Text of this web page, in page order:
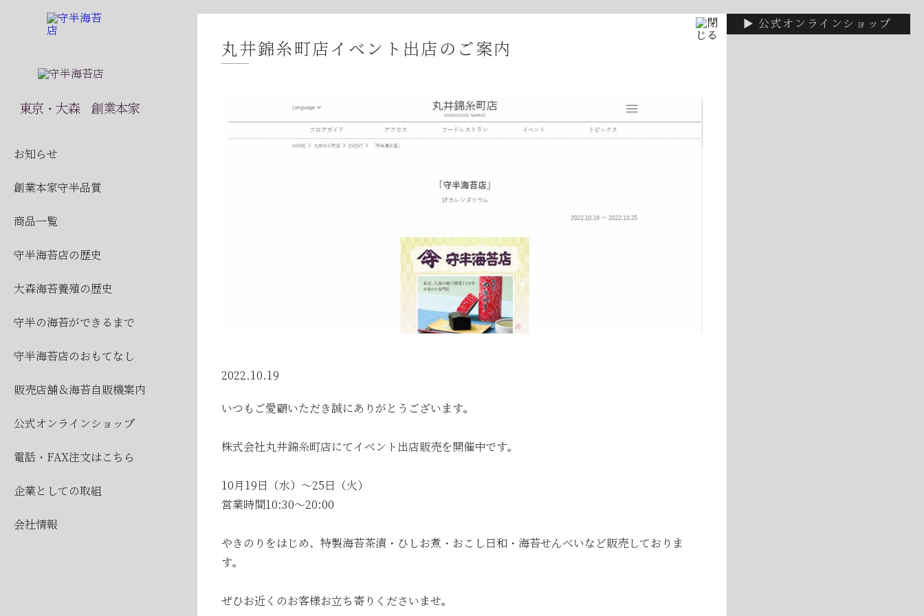
守半海苔店からのお知らせ
夏期休業期間中の休業に伴う発送とお問合せについて
2026年07月23日
【８月の夏季休業日とワゴンセールのお知らせ】
2026年7月・8月の『メトロde守半海苔店』はお休みです
【2026年7月ワゴンセール開催のお知らせ】
JR大森駅開業150年記念イベントのお知らせ
6月のメトロde守半海苔店は ”麻布十番” です！
6月のメトロde守半海苔店は ”麻布十番” です！
【2026年6月ワゴンセール開催のお知らせ】
公式オンラインショップからのお知らせ
2026年07月23日
夏期休業期間中の休業に伴う発送とお問合せについて
2026年07月08日
東京・大森 創業本家
お知らせ
創業本家守半品質
商品一覧
守半海苔店の歴史
大森海苔養殖の歴史
守半の海苔ができるまで
守半海苔店のおもてなし
販売店舗＆海苔自販機案内
公式オンラインショップ
電話・FAX注文はこちら
企業としての取組
会社情報
▶ 公式オンラインショップ
丸井錦糸町店イベント出店のご案内
2022.10.19
いつもご愛顧いただき誠にありがとうございます。
株式会社丸井錦糸町店にてイベント出店販売を開催中です。
10月19日（水）～25日（火）
営業時間10:30～20:00
やきのりをはじめ、特製海苔茶漬・ひしお煮・おこし日和・海苔せんべいなど販売しておりま
す。
ぜひお近くのお客様お立ち寄りくださいませ。